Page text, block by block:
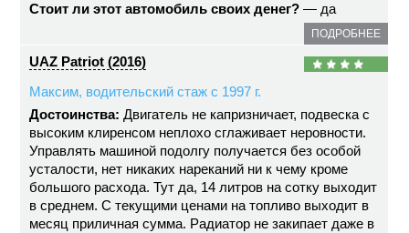
Стоит ли этот автомобиль своих денег? — да
ПОДРОБНЕЕ
UAZ Patriot (2016)
Максим, водительский стаж с 1997 г.
Достоинства: Двигатель не капризничает, подвеска с
высоким клиренсом неплохо сглаживает неровности.
Управлять машиной подолгу получается без особой
усталости, нет никаких нареканий ни к чему кроме
большого расхода. Тут да, 14 литров на сотку выходит
в среднем. С текущими ценами на топливо выходит в
месяц приличная сумма. Радиатор не закипает даже в